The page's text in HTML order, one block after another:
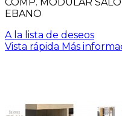
EBANO
A la lista de deseos
Vista rápida Más